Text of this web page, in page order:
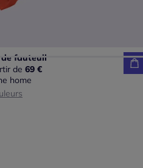
de fauteuil
de 69 €
home